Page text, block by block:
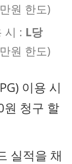
원 한도)
시 : L당
원 한도)
이용 시
청구 할
실적을 채